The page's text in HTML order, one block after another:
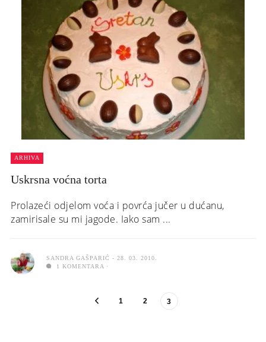
ARHIVA
Uskrsna voćna torta
Prolazeći odjelom voća i povrća jučer u dućanu,
zamirisale su mi jagode. Iako sam ...
SANDRA GAŠPARIĆ
28. 03. 2010.
1 KOMENTARA
1 2 3